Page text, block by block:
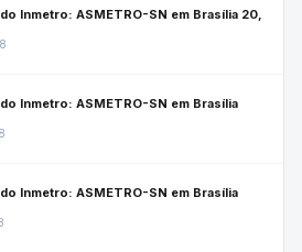
Inmetro: ASMETRO-SN em Brasília 20,
Inmetro: ASMETRO-SN em Brasília
Inmetro: ASMETRO-SN em Brasília